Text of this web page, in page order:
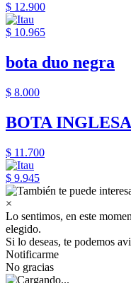
$ 12.900
$ 10.965
bota duo negra
$ 8.000
BOTA
$ 11.700
$ 9.945
×
Lo sentimos, en este
elegido.
Si lo deseas, te podemos
Notificarme
No gracias